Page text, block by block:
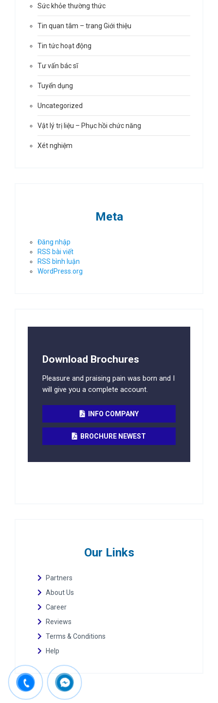
Sức khỏe thường thức
Tin quan tâm – trang Giới thiệu
Tin tức hoạt động
Tư vấn bác sĩ
Tuyển dụng
Uncategorized
Vật lý trị liệu – Phục hồi chức năng
Xét nghiệm
Meta
Đăng nhập
RSS bài viết
RSS bình luận
WordPress.org
Download Brochures
Pleasure and praising pain was born and I
will give you a complete account.
INFO COMPANY
BROCHURE NEWEST
Our Links
Partners
About Us
Career
Reviews
Terms & Conditions
Help